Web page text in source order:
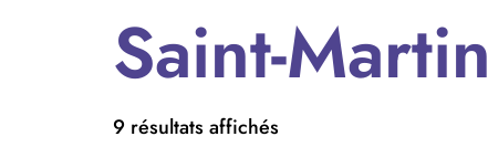
Saint-Martin
9 résultats affichés